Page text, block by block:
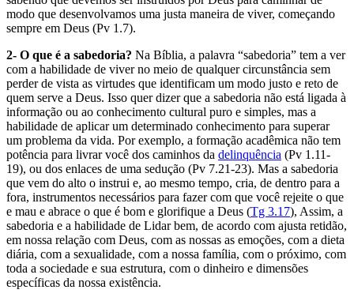
modo que desenvolvamos uma justa maneira de viver, começando
sempre em Deus (Pv 1.7).
2- O que é a sabedoria? Na Bíblia, a palavra “sabedoria” tem a ver
com a habilidade de viver no meio de qualquer circunstância sem
perder de vista as virtudes que identificam um modo justo e reto de
quem serve a Deus. Isso quer dizer que a sabedoria não está ligada à
informação ou ao conhecimento cultural puro e simples, mas a
habilidade de aplicar um determinado conhecimento para superar
um problema da vida. Por exemplo, a formação acadêmica não tem
potência para livrar você dos caminhos da delinquência (Pv 1.11-
19), ou dos enlaces de uma sedução (Pv 7.21-23). Mas a sabedoria
que vem do alto o instrui e, ao mesmo tempo, cria, de dentro para a
fora, instrumentos necessários para fazer com que você rejeite o que
e mau e abrace o que é bom e glorifique a Deus (Tg 3.17), Assim, a
sabedoria e a habilidade de Lidar bem, de acordo com ajusta retidão,
em nossa relação com Deus, com as nossas as emoções, com a dieta
diária, com a sexualidade, com a nossa família, com o próximo, com
toda a sociedade e sua estrutura, com o dinheiro e dimensões
específicas da nossa existência.